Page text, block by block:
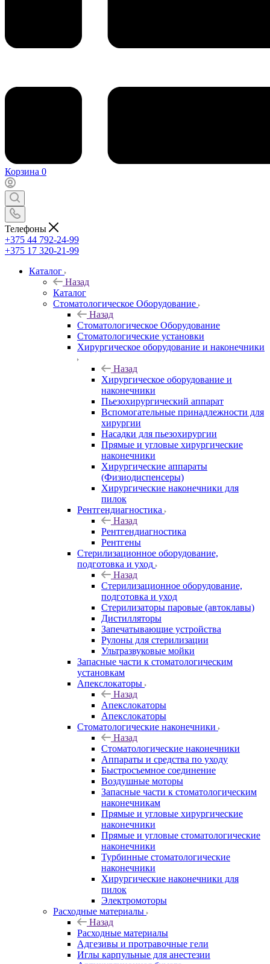
Корзина 0
Телефоны
+375 44 792-24-99
+375 17 320-21-99
Каталог
Назад
Каталог
Стоматологическое Оборудование
Назад
Стоматологическое Оборудование
Стоматологические установки
Хирургическое оборудование и наконечники
Назад
Хирургическое оборудование и
наконечники
Пьезохирургический аппарат
Вспомогательные принадлежности для
хирургии
Насадки для пьезохирургии
Прямые и угловые хирургические
наконечники
Хирургические аппараты
(Физиодиспенсеры)
Хирургические наконечники для
пилок
Рентгендиагностика
Назад
Рентгендиагностика
Рентгены
Стерилизационное оборудование,
подготовка и уход
Назад
Стерилизационное оборудование,
подготовка и уход
Стерилизаторы паровые (автоклавы)
Дистилляторы
Запечатывающие устройства
Рулоны для стерилизации
Ультразвуковые мойки
Запасные части к стоматологическим
установкам
Апекслокаторы
Назад
Апекслокаторы
Апекслокаторы
Стоматологические наконечники
Назад
Стоматологические наконечники
Аппараты и средства по уходу
Быстросъемное соединение
Воздушные моторы
Запасные части к стоматологическим
наконечникам
Прямые и угловые хирургические
наконечники
Прямые и угловые стоматологические
наконечники
Турбинные стоматологические
наконечники
Хирургические наконечники для
пилок
Электромоторы
Расходные материалы
Назад
Расходные материалы
Адгезивы и протравочные гели
Иглы карпульные для анестезии